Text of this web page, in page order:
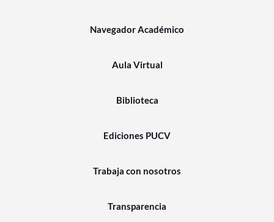
Navegador Académico
Aula Virtual
Biblioteca
Ediciones PUCV
Trabaja con nosotros
Transparencia